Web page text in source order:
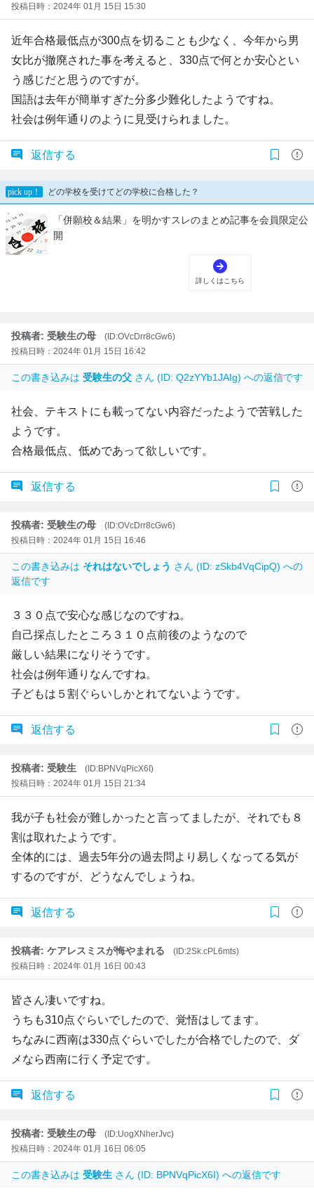
投稿日時：2024年 01月 15日 15:30
近年合格最低点が300点を切ることも少なく、今年から男
女比が撤廃された事を考えると、330点で何とか安心とい
う感じだと思うのですが。
国語は去年が簡単すぎた分多少難化したようですね。
社会は例年通りのように見受けられました。
返信する
投稿者: 受験生の母
(ID:OVcDrr8cGw6)
投稿日時：2024年 01月 15日 16:42
この書き込みは 受験生の父 さん (ID: Q2zYYb1JAIg) への返信です
社会、テキストにも載ってない内容だったようで苦戦した
ようです。
合格最低点、低めであって欲しいです。
返信する
投稿者: 受験生の母
(ID:OVcDrr8cGw6)
投稿日時：2024年 01月 15日 16:46
この書き込みは それはないでしょう さん (ID: zSkb4VqCipQ) への
返信です
３３０点で安心な感じなのですね。
自己採点したところ３１０点前後のようなので
厳しい結果になりそうです。
社会は例年通りなんですね。
子どもは５割ぐらいしかとれてないようです。
返信する
投稿者: 受験生
(ID:BPNVqPicX6I)
投稿日時：2024年 01月 15日 21:34
我が子も社会が難しかったと言ってましたが、それでも８
割は取れたようです。
全体的には、過去5年分の過去問より易しくなってる気が
するのですが、どうなんでしょうね。
返信する
投稿者: ケアレスミスが悔やまれる
(ID:2Sk.cPL6mts)
投稿日時：2024年 01月 16日 00:43
皆さん凄いですね。
うちも310点ぐらいでしたので、覚悟はしてます。
ちなみに西南は330点ぐらいでしたが合格でしたので、ダ
メなら西南に行く予定です。
返信する
投稿者: 受験生の母
(ID:UogXNherJvc)
投稿日時：2024年 01月 16日 06:05
この書き込みは 受験生 さん (ID: BPNVqPicX6I) への返信です